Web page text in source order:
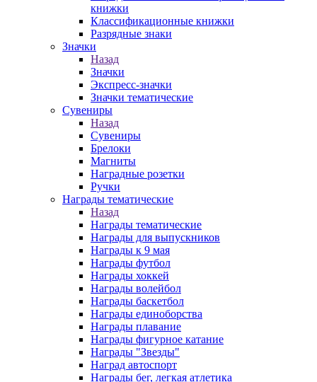
книжки
Классификационные книжки
Разрядные знаки
Значки
Назад
Значки
Экспресс-значки
Значки тематические
Сувениры
Назад
Сувениры
Брелоки
Магниты
Наградные розетки
Ручки
Награды тематические
Назад
Награды тематические
Награды для выпускников
Награды к 9 мая
Награды футбол
Награды хоккей
Награды волейбол
Награды баскетбол
Награды единоборства
Награды плавание
Награды фигурное катание
Награды "Звезды"
Наград автоспорт
Награды бег, легкая атлетика